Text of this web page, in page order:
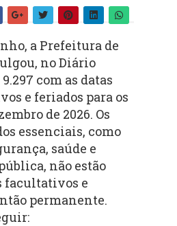
a Prefeitura de
no Diário
com as datas
e feriados para os
de 2026. Os
essenciais, como
saúde e
não estão
facultativos e
permanente.